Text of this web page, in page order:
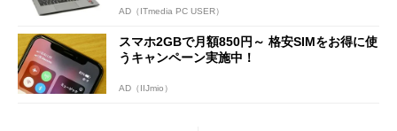
AD（ITmedia PC USER）
スマホ2GBで月額850円～ 格安SIMをお得に使
うキャンペーン実施中！
AD（IIJmio）